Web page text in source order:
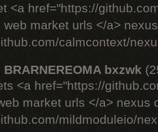
<a href="https://
web market urls </a>
calmcontext/
BRARNEREOMA bxzwk
<a href="https://
market urls </a> nexus
mildmoduleio/